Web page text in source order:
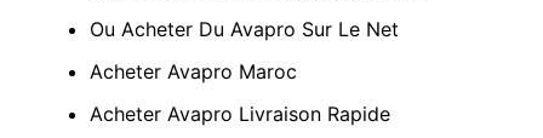
Ou Acheter Du Avapro Sur Le Net
Acheter Avapro Maroc
Acheter Avapro Livraison Rapide